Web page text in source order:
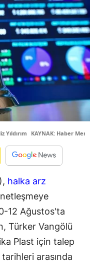
Yıldırım KAYNAK: Haber
halka arz
12 Ağustos'ta
Türker Vangölü
Plast için talep
arasında